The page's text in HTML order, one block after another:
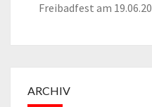
Freibadfest am
ARCHIV